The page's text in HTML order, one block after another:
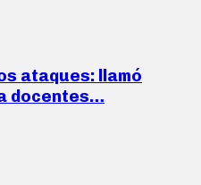
ataques: llamó
docentes…